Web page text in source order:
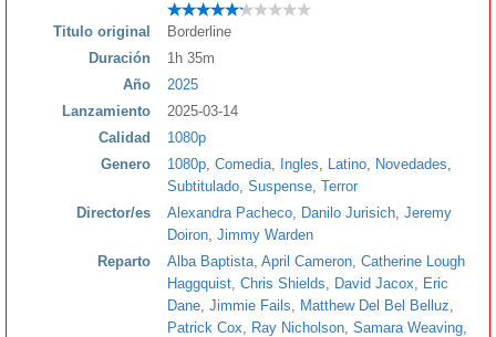
Titulo original
Borderline
Duración
1h 35m
Año
2025
Lanzamiento
2025-03-14
Calidad
1080p
Genero
1080p Comedia Ingles Latino Novedades
Subtitulado Suspense Terror
Director/es
Alexandra Pacheco Danilo Jurisich Jeremy
Doiron Jimmy Warden
Reparto
Alba Baptista April Cameron Catherine Lough
Haggquist Chris Shields David Jacox
Eric
Dane Jimmie Fails Matthew Del Bel Belluz
Patrick Cox
Ray Nicholson Samara Weaving